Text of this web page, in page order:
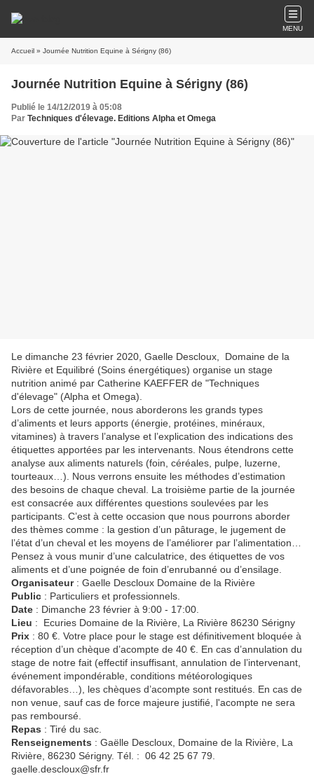
MENU
Accueil » Journée Nutrition Equine à Sérigny (86)
Journée Nutrition Equine à Sérigny (86)
Publié le 14/12/2019 à 05:08
Par Techniques d'élevage. Editions Alpha et Omega
Le dimanche 23 février 2020, Gaelle Descloux, Domaine de la
Rivière et Equilibré (Soins énergétiques) organise un stage
nutrition animé par Catherine KAEFFER de "Techniques
d'élevage" (Alpha et Omega).
Lors de cette journée, nous aborderons les grands types
d’aliments et leurs apports (énergie, protéines, minéraux,
vitamines) à travers l’analyse et l’explication des indications des
étiquettes apportées par les intervenants. Nous étendrons cette
analyse aux aliments naturels (foin, céréales, pulpe, luzerne,
tourteaux…). Nous verrons ensuite les méthodes d’estimation
des besoins de chaque cheval. La troisième partie de la journée
est consacrée aux différentes questions soulevées par les
participants. C’est à cette occasion que nous pourrons aborder
des thèmes comme : la gestion d’un pâturage, le jugement de
l’état d’un cheval et les moyens de l’améliorer par l’alimentation…
Pensez à vous munir d’une calculatrice, des étiquettes de vos
aliments et d’une poignée de foin d’enrubanné ou d’ensilage.
Organisateur : Gaelle Descloux Domaine de la Rivière
Public : Particuliers et professionnels.
Date : Dimanche 23 février à 9:00 - 17:00.
Lieu : Ecuries Domaine de la Rivière, La Rivière 86230 Sérigny
Prix : 80 €. Votre place pour le stage est définitivement bloquée à
réception d’un chèque d’acompte de 40 €. En cas d’annulation du
stage de notre fait (effectif insuffisant, annulation de l’intervenant,
événement impondérable, conditions météorologiques
défavorables…), les chèques d’acompte sont restitués. En cas de
non venue, sauf cas de force majeure justifié, l'acompte ne sera
pas remboursé.
Repas : Tiré du sac.
Renseignements : Gaëlle Descloux, Domaine de la Rivière, La
Rivière, 86230 Sérigny. Tél. : 06 42 25 67 79.
gaelle.descloux@sfr.fr